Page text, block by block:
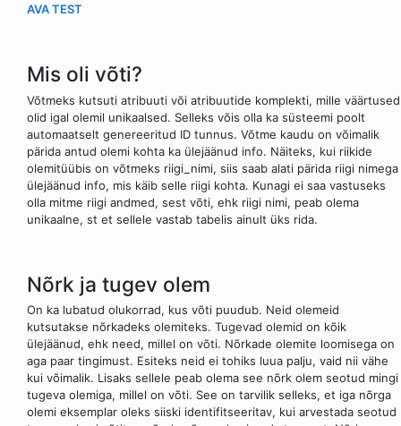
AVA TEST
Mis oli võti?
Võtmeks kutsuti atribuuti või atribuutide komplekti, mille väärtused
olid igal olemil unikaalsed. Selleks võis olla ka süsteemi poolt
automaatselt genereeritud ID tunnus. Võtme kaudu on võimalik
pärida antud olemi kohta ka ülejäänud info. Näiteks, kui riikide
olemitüübis on võtmeks riigi_nimi, siis saab alati pärida riigi nimega
ülejäänud info, mis käib selle riigi kohta. Kunagi ei saa vastuseks
olla mitme riigi andmed, sest võti, ehk riigi nimi, peab olema
unikaalne, st et sellele vastab tabelis ainult üks rida.
Nõrk ja tugev olem
On ka lubatud olukorrad, kus võti puudub. Neid olemeid
kutsutakse nõrkadeks olemiteks. Tugevad olemid on kõik
ülejäänud, ehk need, millel on võti. Nõrkade olemite loomisega on
aga paar tingimust. Esiteks neid ei tohiks luua palju, vaid nii vähe
kui võimalik. Lisaks sellele peab olema see nõrk olem seotud mingi
tugeva olemiga, millel on võti. See on tarvilik selleks, et iga nõrga
olemi eksemplar oleks siiski identifitseeritav, kui arvestada seotud